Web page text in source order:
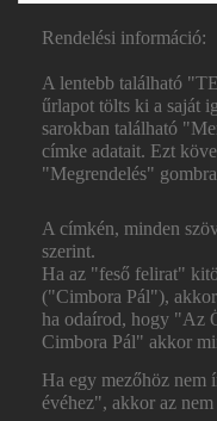
Rendelési információ:
A lentebb található
űrlapot tölts ki a saját
sarokban található
címke adatait. Ezt
"Megrendelés"
A címkén, minden
szerint.
Ha az "feső felirat"
("Cimbora Pál"),
ha odaírod, hogy "Az
Cimbora Pál" akkor
Ha egy mezőhöz nem
évéhez", akkor az